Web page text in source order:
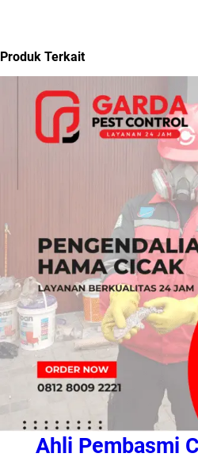
Produk Terkait
Ahli Pembasmi